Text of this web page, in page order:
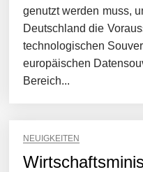
genutzt werden muss,
Deutschland die
technologischen
europäischen
Bereich...
NEUIGKEITEN